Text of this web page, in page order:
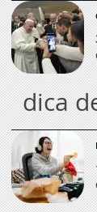
dica